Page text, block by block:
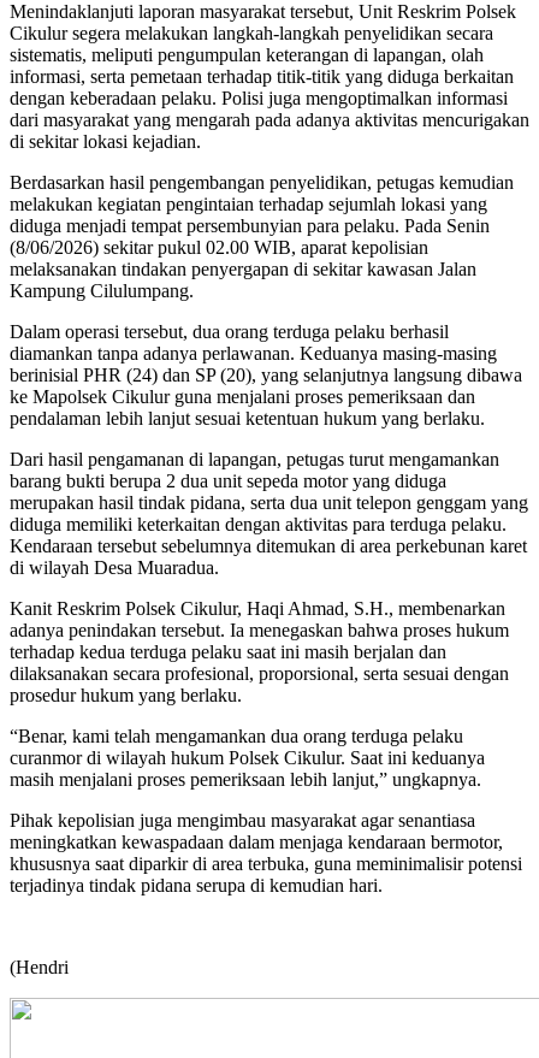
Menindaklanjuti laporan masyarakat tersebut, Unit Reskrim Polsek
Cikulur segera melakukan langkah-langkah penyelidikan secara
sistematis, meliputi pengumpulan keterangan di lapangan, olah
informasi, serta pemetaan terhadap titik-titik yang diduga berkaitan
dengan keberadaan pelaku. Polisi juga mengoptimalkan informasi
dari masyarakat yang mengarah pada adanya aktivitas mencurigakan
di sekitar lokasi kejadian.
Berdasarkan hasil pengembangan penyelidikan, petugas kemudian
melakukan kegiatan pengintaian terhadap sejumlah lokasi yang
diduga menjadi tempat persembunyian para pelaku. Pada Senin
(8/06/2026) sekitar pukul 02.00 WIB, aparat kepolisian
melaksanakan tindakan penyergapan di sekitar kawasan Jalan
Kampung Cilulumpang.
Dalam operasi tersebut, dua orang terduga pelaku berhasil
diamankan tanpa adanya perlawanan. Keduanya masing-masing
berinisial PHR (24) dan SP (20), yang selanjutnya langsung dibawa
ke Mapolsek Cikulur guna menjalani proses pemeriksaan dan
pendalaman lebih lanjut sesuai ketentuan hukum yang berlaku.
Dari hasil pengamanan di lapangan, petugas turut mengamankan
barang bukti berupa 2 dua unit sepeda motor yang diduga
merupakan hasil tindak pidana, serta dua unit telepon genggam yang
diduga memiliki keterkaitan dengan aktivitas para terduga pelaku.
Kendaraan tersebut sebelumnya ditemukan di area perkebunan karet
di wilayah Desa Muaradua.
Kanit Reskrim Polsek Cikulur, Haqi Ahmad, S.H., membenarkan
adanya penindakan tersebut. Ia menegaskan bahwa proses hukum
terhadap kedua terduga pelaku saat ini masih berjalan dan
dilaksanakan secara profesional, proporsional, serta sesuai dengan
prosedur hukum yang berlaku.
“Benar, kami telah mengamankan dua orang terduga pelaku
curanmor di wilayah hukum Polsek Cikulur. Saat ini keduanya
masih menjalani proses pemeriksaan lebih lanjut,” ungkapnya.
Pihak kepolisian juga mengimbau masyarakat agar senantiasa
meningkatkan kewaspadaan dalam menjaga kendaraan bermotor,
khususnya saat diparkir di area terbuka, guna meminimalisir potensi
terjadinya tindak pidana serupa di kemudian hari.
(Hendri